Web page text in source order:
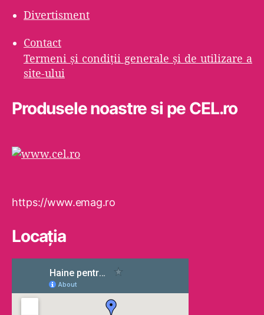
Divertisment
Contact
Termeni şi condiţii generale şi de utilizare a
site-ului
Produsele noastre si pe CEL.ro
https://www.emag.ro
Locaţia